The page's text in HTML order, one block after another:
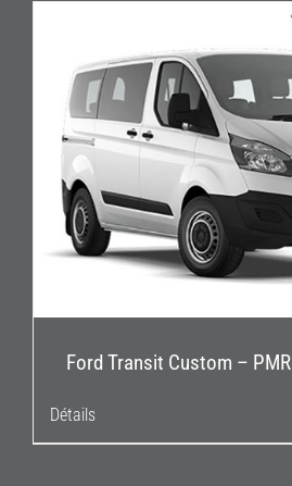
Ford Transit Custom – PMR
Détails